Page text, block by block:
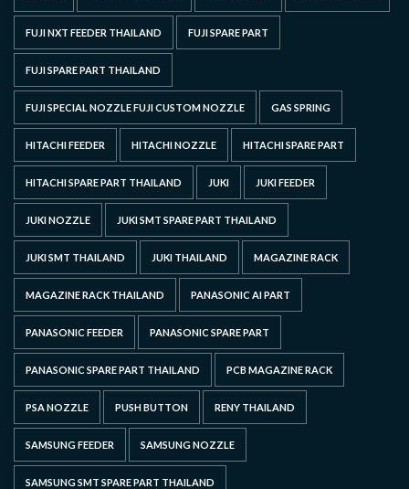
FUJI NXT FEEDER THAILAND FUJI SPARE PART
FUJI SPARE PART THAILAND
FUJI SPECIAL NOZZLE FUJI CUSTOM NOZZLE GAS SPRING
HITACHI FEEDER HITACHI NOZZLE HITACHI SPARE PART
HITACHI SPARE PART THAILAND JUKI JUKI FEEDER
JUKI NOZZLE JUKI SMT SPARE PART THAILAND
JUKI SMT THAILAND JUKI THAILAND MAGAZINE RACK
MAGAZINE RACK THAILAND PANASONIC AI PART
PANASONIC FEEDER PANASONIC SPARE PART
PANASONIC SPARE PART THAILAND PCB MAGAZINE RACK
PSA NOZZLE PUSH BUTTON RENY THAILAND
SAMSUNG FEEDER SAMSUNG NOZZLE
SAMSUNG SMT SPARE PART THAILAND